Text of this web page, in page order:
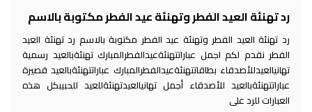
رد تهنئة العيد الفطر وتهنئة عيد الفطر مكتوبة بالاسم
رد تهنئة العيد الفطر وتهنئة عيد الفطر مكتوبة بالاسم رد تهنئة العيد
الفطر نقدم لكم اجمل عباراتتهنئةعيدالفطرالمبارك تهنئةبالعيد رسمية
تهانيالعيدللأصدقاء بطاقاتتهنئةعيدالفطرالمبارك عباراتتهنئةبالعيد قصيرة
عباراتتهنئةبالعيد للأصدقاء أجمل تهانيالعيدتهنئةللعيد للحبيبكل هذه
العبارات للرد على